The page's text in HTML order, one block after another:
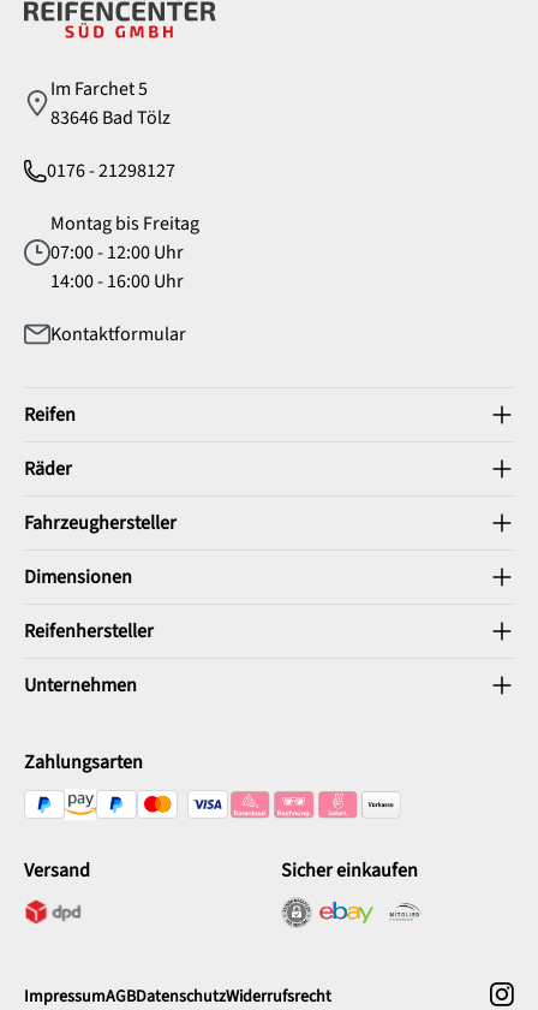
Im Farchet 5
83646 Bad Tölz
0176 - 21298127
Montag bis Freitag
07:00 - 12:00 Uhr
14:00 - 16:00 Uhr
Kontaktformular
Reifen
Räder
Fahrzeughersteller
Dimensionen
Reifenhersteller
Unternehmen
Zahlungsarten
Versand Sicher einkaufen
ImpressumAGBDatenschutzWiderrufsrecht